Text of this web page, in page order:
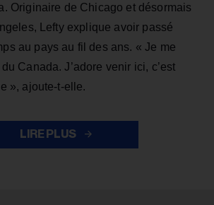
Originaire de Chicago et désormais
Lefty explique avoir passé
au pays au fil des ans. « Je me
Canada. J’adore venir ici, c’est
», ajoute-t-elle.
LIRE PLUS